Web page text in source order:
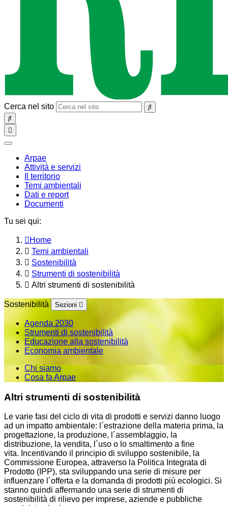
Cerca nel sito
SEARCH
Toggle
navigation
chiudi
Arpae
Attività e servizi
Il territorio
Temi ambientali
Dati e report
Documenti
Tu sei qui:
Home
Temi ambientali
Sostenibilità
Strumenti di sostenibilità
Altri strumenti di sostenibilità
Sostenibilità Sezioni
Agenda 2030
Strumenti di sostenibilità
Educazione alla sostenibilità
Economia ambientale
Chi siamo
Cosa fa Arpae
Altri strumenti di sostenibilità
Le varie fasi del ciclo di vita di prodotti e servizi danno luogo
ad un impatto ambientale: l´estrazione della materia prima, la
progettazione, la produzione, l´assemblaggio, la
distribuzione, la vendita, l´uso o lo smaltimento a fine
vita. Incentivando il principio di sviluppo sostenibile, la
Commissione Europea, attraverso la Politica Integrata di
Prodotto (IPP), sta sviluppando una serie di misure per
influenzare l´offerta e la domanda di prodotti più ecologici. Si
stanno quindi affermando una serie di strumenti di
sostenibilità di rilievo per imprese, aziende e pubbliche